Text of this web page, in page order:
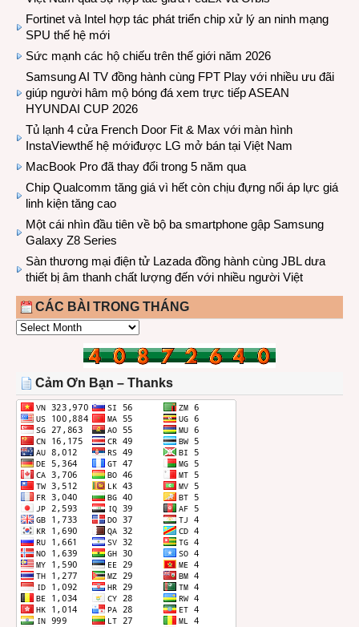
Fortinet và Intel hợp tác phát triển chip xử lý an ninh mạng
SPU thế hệ mới
Sức mạnh các hộ chiếu trên thế giới năm 2026
Samsung AI TV đồng hành cùng FPT Play với nhiều ưu đãi
giúp người hâm mộ bóng đá xem trực tiếp ASEAN
HYUNDAI CUP 2026
Tủ lạnh 4 cửa French Door Fit & Max với màn hình
InstaViewthế hệ mớiđược LG mở bán tại Việt Nam
MacBook Pro đã thay đổi trong 5 năm qua
Chip Qualcomm tăng giá vì hết còn chịu đựng nổi áp lực giá
linh kiện tăng cao
Một cái nhìn đầu tiên về bộ ba smartphone gập Samsung
Galaxy Z8 Series
Sàn thương mại điện tử Lazada đồng hành cùng JBL dưa
thiết bị âm thanh chất lượng đến với nhiều người Việt
CÁC BÀI TRONG THÁNG
CÁC
THÁNG
Cảm Ơn Bạn – Thanks